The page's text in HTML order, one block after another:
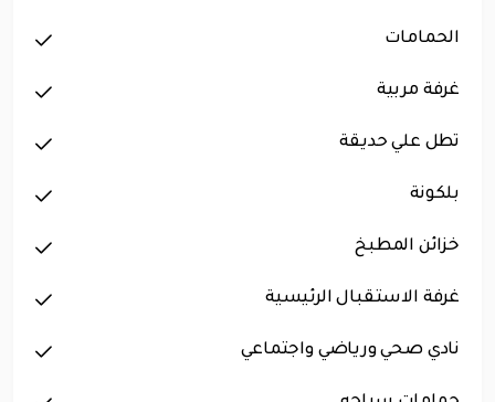
الحمامات
غرفة مربية
تطل علي حديقة
بلكونة
خزائن المطبخ
غرفة الاستقبال الرئيسية
نادي صحي ورياضي واجتماعي